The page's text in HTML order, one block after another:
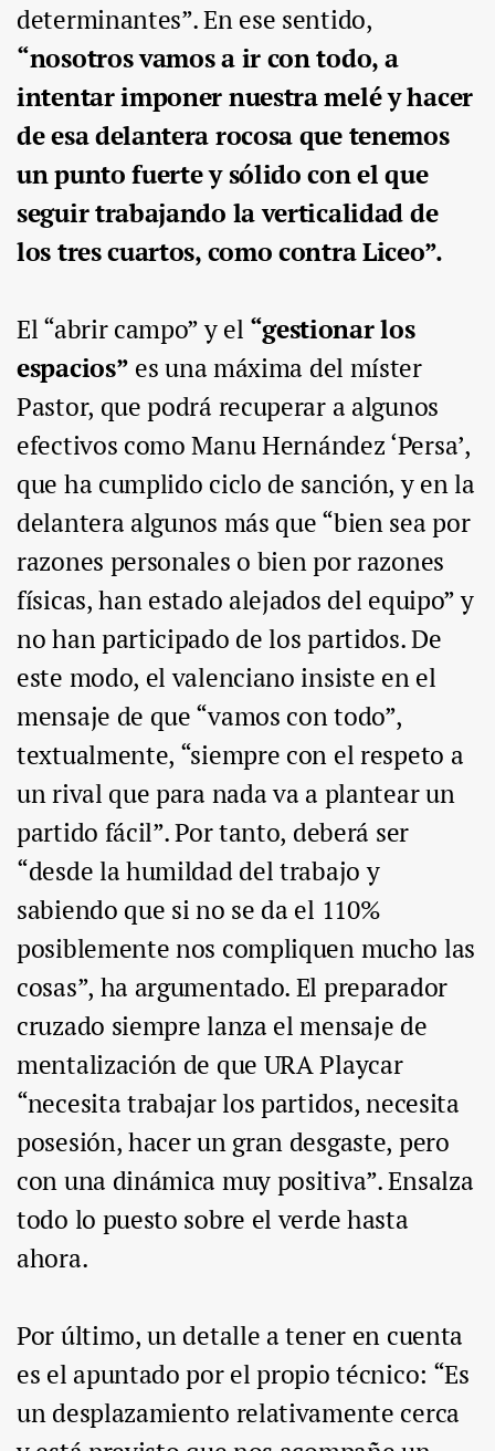
determinantes”. En ese sentido,
“nosotros vamos a ir con todo, a
intentar imponer nuestra melé y hacer
de esa delantera rocosa que tenemos
un punto fuerte y sólido con el que
seguir trabajando la verticalidad de
los tres cuartos, como contra Liceo”.
El “abrir campo” y el “gestionar los
espacios” es una máxima del míster
Pastor, que podrá recuperar a algunos
efectivos como Manu Hernández ‘Persa’,
que ha cumplido ciclo de sanción, y en la
delantera algunos más que “bien sea por
razones personales o bien por razones
físicas, han estado alejados del equipo” y
no han participado de los partidos. De
este modo, el valenciano insiste en el
mensaje de que “vamos con todo”,
textualmente, “siempre con el respeto a
un rival que para nada va a plantear un
partido fácil”. Por tanto, deberá ser
“desde la humildad del trabajo y
sabiendo que si no se da el 110%
posiblemente nos compliquen mucho las
cosas”, ha argumentado. El preparador
cruzado siempre lanza el mensaje de
mentalización de que URA Playcar
“necesita trabajar los partidos, necesita
posesión, hacer un gran desgaste, pero
con una dinámica muy positiva”. Ensalza
todo lo puesto sobre el verde hasta
ahora.
Por último, un detalle a tener en cuenta
es el apuntado por el propio técnico: “Es
un desplazamiento relativamente cerca